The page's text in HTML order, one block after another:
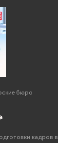
бюро
кадров в